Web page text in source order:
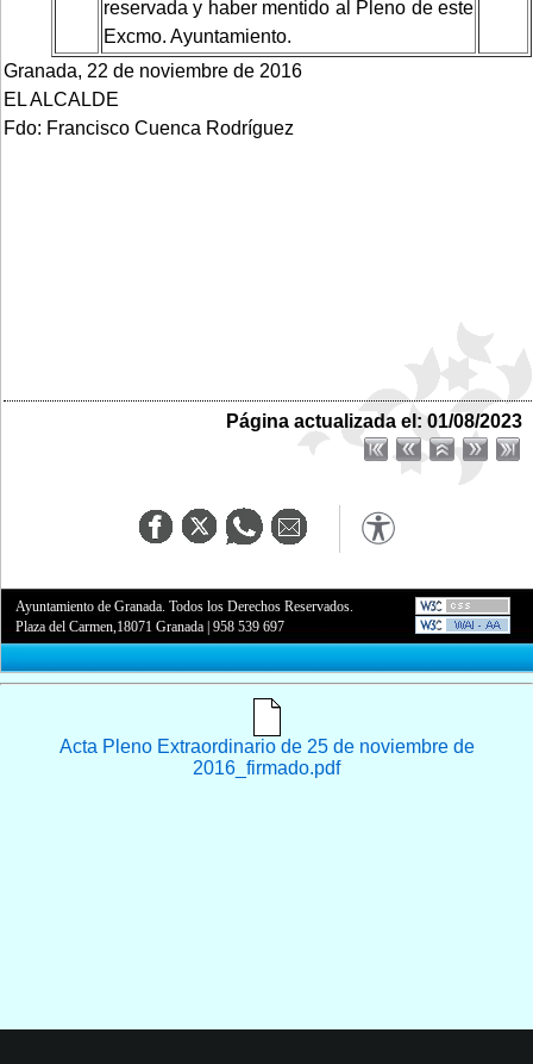
reservada y haber mentido al Pleno de este
Excmo. Ayuntamiento.
Granada, 22 de noviembre de 2016
EL ALCALDE
Fdo: Francisco Cuenca Rodríguez
Página actualizada el: 01/08/2023
Ayuntamiento de Granada. Todos los Derechos Reservados.
Plaza del Carmen,18071 Granada |958 539 697
Acta Pleno Extraordinario de 25 de noviembre de
2016_firmado.pdf